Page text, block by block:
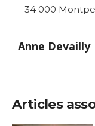
34 000
Anne Devailly
Articles